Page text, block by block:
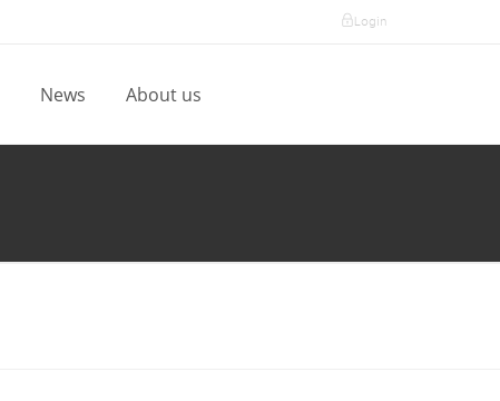
Login
News About us